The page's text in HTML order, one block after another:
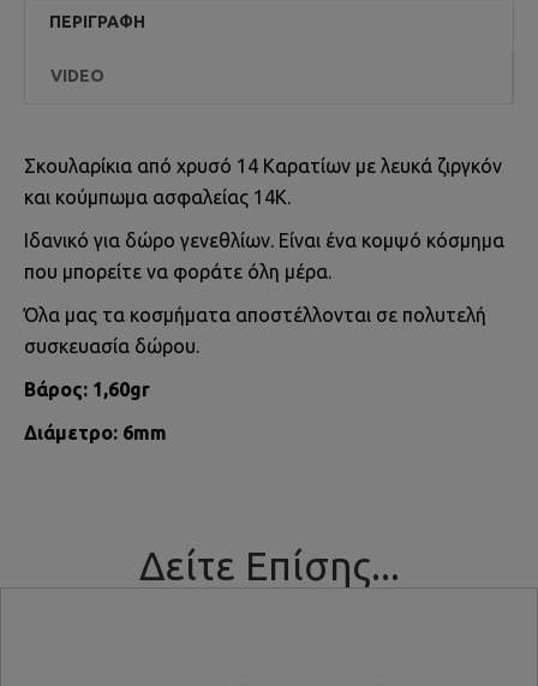
ΠΕΡΙΓΡΑΦΉ
VIDEO
Σκουλαρίκια από χρυσό 14 Καρατίων με λευκά ζιργκόν
και κούμπωμα ασφαλείας 14Κ.
Ιδανικό για δώρο γενεθλίων. Είναι ένα κομψό κόσμημα
που μπορείτε να φοράτε όλη μέρα.
Όλα μας τα κοσμήματα αποστέλλονται σε πολυτελή
συσκευασία δώρου.
Βάρος: 1,60gr
Διάμετρο: 6mm
Δείτε Επίσης...